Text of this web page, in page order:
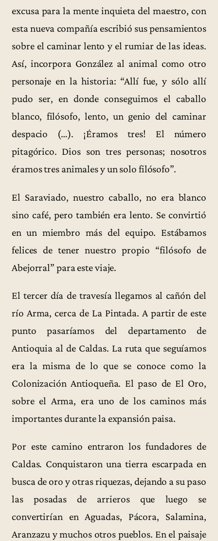
excusa para la mente inquieta del maestro, con
esta nueva compañía escribió sus pensamientos
sobre el caminar lento y el rumiar de las ideas.
Así, incorpora González al animal como otro
personaje en la historia: “Allí fue, y sólo allí
pudo ser, en donde conseguimos el caballo
blanco, filósofo, lento, un genio del caminar
despacio (…). ¡Éramos tres! El número
pitagórico. Dios son tres personas; nosotros
éramos tres animales y un solo filósofo”.
El Saraviado, nuestro caballo, no era blanco
sino café, pero también era lento. Se convirtió
en un miembro más del equipo. Estábamos
felices de tener nuestro propio “filósofo de
Abejorral” para este viaje.
El tercer día de travesía llegamos al cañón del
río Arma, cerca de La Pintada. A partir de este
punto pasaríamos del departamento de
Antioquia al de Caldas. La ruta que seguíamos
era la misma de lo que se conoce como la
Colonización Antioqueña. El paso de El Oro,
sobre el Arma, era uno de los caminos más
importantes durante la expansión paisa.
Por este camino entraron los fundadores de
Caldas. Conquistaron una tierra escarpada en
busca de oro y otras riquezas, dejando a su paso
las posadas de arrieros que luego se
convertirían en Aguadas, Pácora, Salamina,
Aranzazu y muchos otros pueblos. En el paisaje